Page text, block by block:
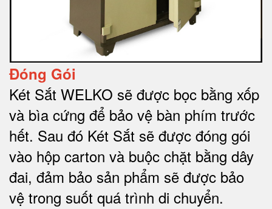
Đóng Gói
Két Sắt WELKO sẽ được bọc bằng xốp
và bìa cứng để bảo vệ bàn phím trước
hết. Sau đó Két Sắt sẽ được đóng gói
vào hộp carton và buộc chặt bằng dây
đai, đảm bảo sản phẩm sẽ được bảo
vệ trong suốt quá trình di chuyển.